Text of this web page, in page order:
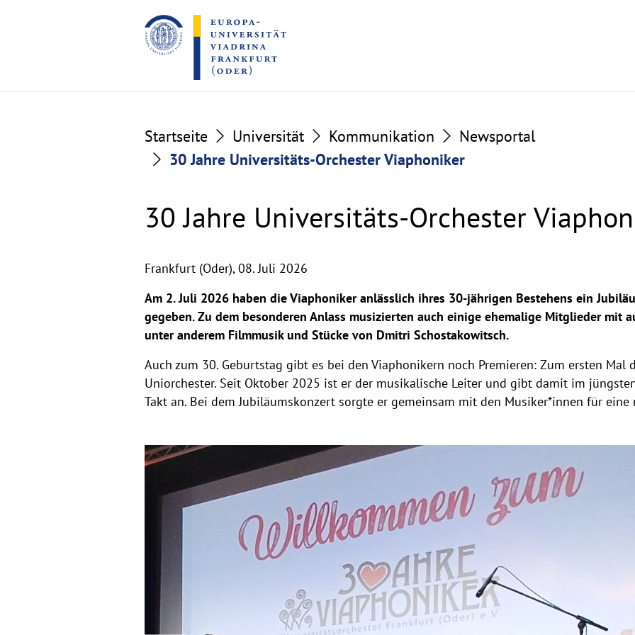
to
the
content
to
the
footer
Startseite Universität Kommunikation
Newsportal
30 Jahre Universitäts-Orchester Viaphoniker
30 Jahre Universitäts-Orchester
Frankfurt (Oder),08. Juli 2026
Am 2. Juli 2026 haben die Viaphoniker anlässlich ihres 30-jährigen Bestehens ein
gegeben. Zu dem besonderen Anlass musizierten auch einige ehemalige Mitglieder mit
unter anderem Filmmusik und Stücke von Dmitri Schostakowitsch.
Auch zum 30. Geburtstag gibt es bei den Viaphonikern noch Premieren: Zum ersten Mal
Uniorchester. Seit Oktober 2025 ist er der musikalische Leiter und gibt damit im
Takt an. Bei dem Jubiläumskonzert sorgte er gemeinsam mit den Musiker*innen für
g